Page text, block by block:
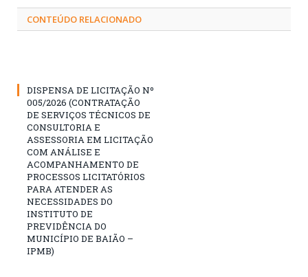
CONTEÚDO RELACIONADO
DISPENSA DE LICITAÇÃO Nº
005/2026 (CONTRATAÇÃO
DE SERVIÇOS TÉCNICOS DE
CONSULTORIA E
ASSESSORIA EM LICITAÇÃO
COM ANÁLISE E
ACOMPANHAMENTO DE
PROCESSOS LICITATÓRIOS
PARA ATENDER AS
NECESSIDADES DO
INSTITUTO DE
PREVIDÊNCIA DO
MUNICÍPIO DE BAIÃO –
IPMB)